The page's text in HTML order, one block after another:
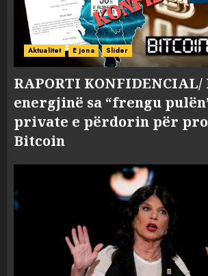
Aktualitet E jona Slider
RAPORTI KONFIDENCIAL/
energjinë sa “frengu
private e përdorin për
Bitcoin